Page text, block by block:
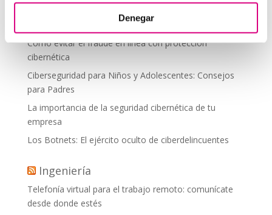
Denegar
Los primeros antivirus: Una mirada retrospectiva
El auge de las noticias falsas
Cómo evitar el fraude en línea con protección
cibernética
Ciberseguridad para Niños y Adolescentes: Consejos
para Padres
La importancia de la seguridad cibernética de tu
empresa
Los Botnets: El ejército oculto de ciberdelincuentes
Ingeniería
Telefonía virtual para el trabajo remoto: comunícate
desde donde estés